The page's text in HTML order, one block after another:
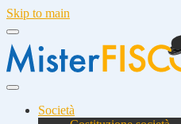
Skip to main
Società